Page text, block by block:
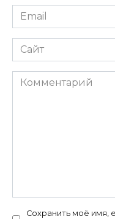
Email
*
Сайт
Комментарий
Сохранить моё имя,